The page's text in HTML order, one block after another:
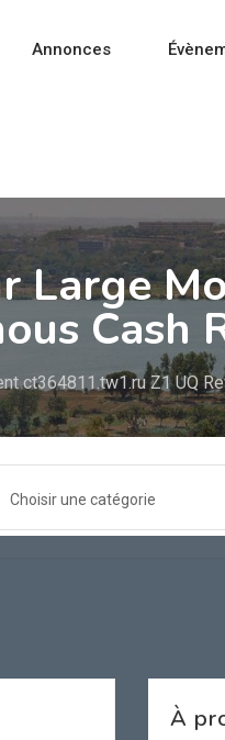
Annonces
Large
ct364811.tw1.ru Z1 UQ
Choisir une catégorie
À